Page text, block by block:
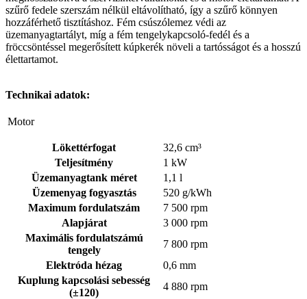
szűrő fedele szerszám nélkül eltávolítható, így a szűrő könnyen
hozzáférhető tisztításhoz. Fém csúszólemez védi az
üzemanyagtartályt, míg a fém tengelykapcsoló-fedél és a
fröccsöntéssel megerősített kúpkerék növeli a tartósságot és a hosszú
élettartamot.
Technikai adatok:
Motor
Lökettérfogat
32,6 cm³
Teljesítmény
1 kW
Üzemanyagtank méret
1,1 l
Üzemenyag fogyasztás
520 g/kWh
Maximum fordulatszám
7 500 rpm
Alapjárat
3 000 rpm
Maximális fordulatszámú
tengely
7 800 rpm
Elektróda hézag
0,6 mm
Kuplung kapcsolási sebesség
(±120)
4 880 rpm